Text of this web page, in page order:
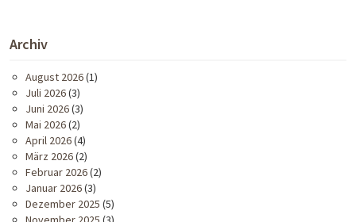
Archiv
August 2026(1)
Juli 2026(3)
Juni 2026(3)
Mai 2026(2)
April 2026(4)
März 2026(2)
Februar 2026(2)
Januar 2026(3)
Dezember 2025 (5)